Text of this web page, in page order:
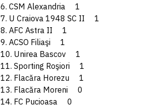
6. CSM Alexandria 1
7. U Craiova 1948 SC II 1
8. AFC Astra II 1
9. ACSO Filiaşi 1
10. Unirea Bascov 1
11. Sporting Roşiori 1
12. Flacăra Horezu 1
13. Flacăra Moreni 0
14. FC Pucioasa 0